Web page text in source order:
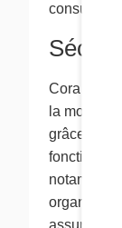
consultées.
Sécurité
Cora se
la
grâce à
fonction de